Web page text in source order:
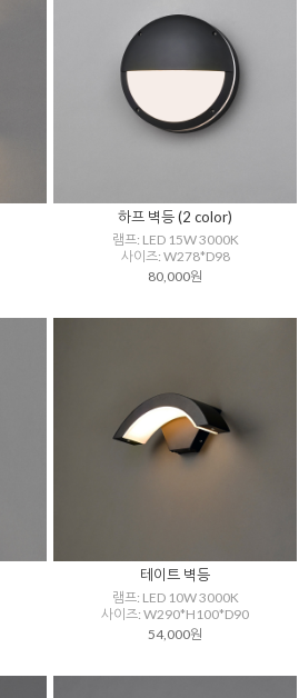
하프 벽등 (2 color)
램프: LED 15W 3000K
사이즈: W278*D98
80,000원
테이트 벽등
램프: LED 10W 3000K
사이즈: W290*H100*D90
54,000원